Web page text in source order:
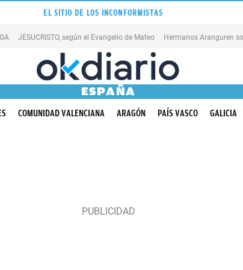
EL SITIO DE LOS INCONFORMISTAS
JESUCRISTO, según el Evangelio de Mateo Hermanos Aranguren
ESPAÑA
COMUNIDAD VALENCIANA ARAGÓN PAÍS VASCO GALICIA